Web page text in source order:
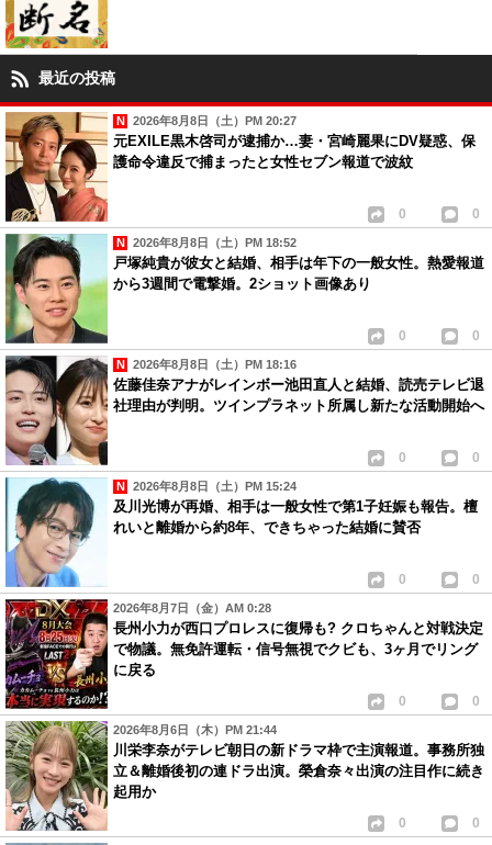
最近の投稿
2026年8月8日（土）PM 20:27
元EXILE黒木啓司が逮捕か…妻・宮崎麗果にDV疑惑、保
護命令違反で捕まったと女性セブン報道で波紋
0 0
2026年8月8日（土）PM 18:52
戸塚純貴が彼女と結婚、相手は年下の一般女性。熱愛報道
から3週間で電撃婚。2ショット画像あり
0 0
2026年8月8日（土）PM 18:16
佐藤佳奈アナがレインボー池田直人と結婚、読売テレビ退
社理由が判明。ツインプラネット所属し新たな活動開始へ
0 0
2026年8月8日（土）PM 15:24
及川光博が再婚、相手は一般女性で第1子妊娠も報告。檀
れいと離婚から約8年、できちゃった結婚に賛否
0 0
2026年8月7日（金）AM 0:28
長州小力が西口プロレスに復帰も? クロちゃんと対戦決定
で物議。無免許運転・信号無視でクビも、3ヶ月でリング
に戻る
0 0
2026年8月6日（木）PM 21:44
川栄李奈がテレビ朝日の新ドラマ枠で主演報道。事務所独
立＆離婚後初の連ドラ出演。榮倉奈々出演の注目作に続き
起用か
0 0